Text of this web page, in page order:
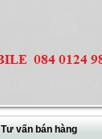
Tư vấn bán hàng